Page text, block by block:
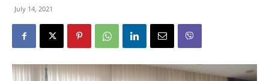
July 14, 2021